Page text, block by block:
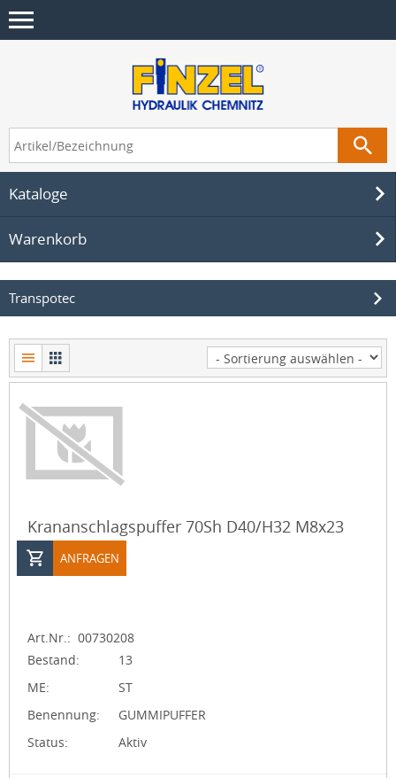
Kataloge
Warenkorb
Transpotec
Krananschlagspuffer 70Sh D40/H32 M8x23
ANFRAGEN
Art.Nr.: 00730208
Bestand:
13
ME:
ST
Benennung:
GUMMIPUFFER
Status:
Aktiv